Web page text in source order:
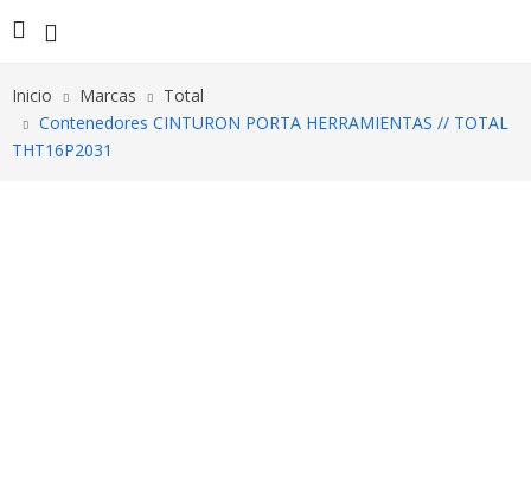
Inicio Marcas
Total
Contenedores CINTURON PORTA HERRAMIENTAS // TOTAL
THT16P2031